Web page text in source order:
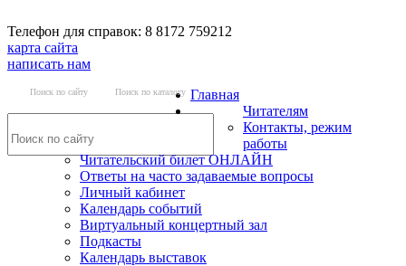
Телефон для справок: 8 8172 759212
карта сайта
написать нам
Поиск по сайту Поиск по каталогу Главная
Читателям
Контакты, режим
работы
Читательский билет ОНЛАЙН
Ответы на часто задаваемые вопросы
Личный кабинет
Календарь событий
Виртуальный концертный зал
Подкасты
Календарь выставок